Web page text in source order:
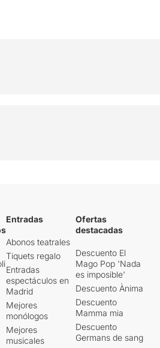
Entradas
Abonos teatrales
Tiquets regalo
Entradas
espectáculos en
Madrid
Mejores
monólogos
Mejores
musicales
Ofertas
destacadas
Descuento El
Mago Pop 'Nada
es imposible'
Descuento Ànima
Descuento
Mamma mia
Descuento
Germans de sang